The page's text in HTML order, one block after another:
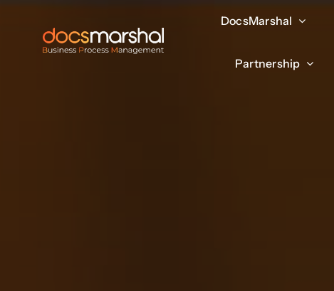
contenuto
DocsMarshal
Partnership
DocsMarshal
Partnership